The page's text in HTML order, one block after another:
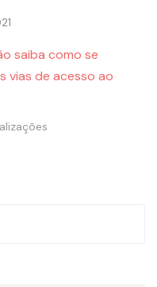
saiba como se
vias de acesso ao